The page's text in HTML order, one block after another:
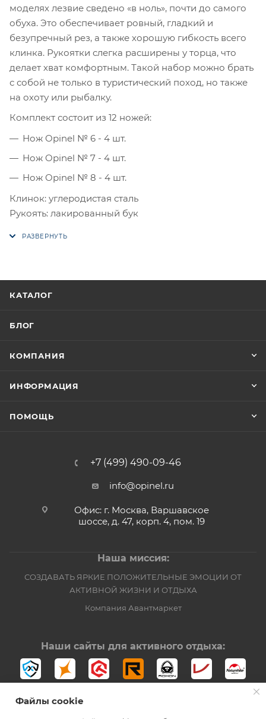
моделях лезвие сведено «в ноль», почти до самого
обуха. Это обеспечивает ровный, гладкий и
безупречный рез, а также хорошую гибкость всего
клинка. Рукоятки слегка расширены у торца, что
делает хват комфортным. Такой набор можно брать
с собой не только в туристический поход, но также
на охоту или рыбалку.
Комплект состоит из 12 ножей:
Нож Opinel № 6 - 4 шт.
Нож Opinel № 7 - 4 шт.
Нож Opinel № 8 - 4 шт.
Клинок: углеродистая сталь
Рукоять: лакированный бук
КАТАЛОГ
БЛОГ
КОМПАНИЯ
ИНФОРМАЦИЯ
ПОМОЩЬ
+7 (499) 490-09-46
info@opinel.ru
Офис: г. Москва, Варшавское
шоссе, д. 47, корп. 4, пом. 19
Наша миссия:
СОЗДАВАТЬ ЯРКИЕ ПОЛОЖИТЕЛЬНЫЕ ЭМОЦИИ ОТ
АКТИВНОЙ ЖИЗНИ И ОТДЫХА
Компания Авантмаркет
Наши сайты для активного отдыха:
Файлы cookie